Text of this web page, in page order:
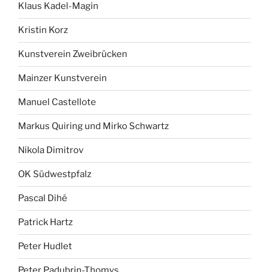
Klaus Kadel-Magin
Kristin Korz
Kunstverein Zweibrücken
Mainzer Kunstverein
Manuel Castellote
Markus Quiring und Mirko Schwartz
Nikola Dimitrov
OK Südwestpfalz
Pascal Dihé
Patrick Hartz
Peter Hudlet